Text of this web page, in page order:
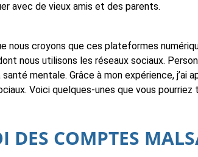
avec de vieux amis et des parents.
nous croyons que ces plateformes
nous utilisons les réseaux sociaux.
mentale. Grâce à mon expérience, j’ai
Voici quelques-unes que vous pourriez
DES COMPTES